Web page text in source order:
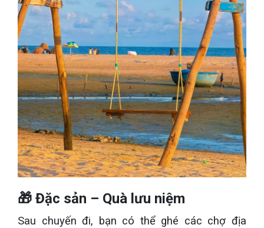
🎁 Đặc sản – Quà lưu niệm
Sau chuyến đi, bạn có thể ghé các chợ địa